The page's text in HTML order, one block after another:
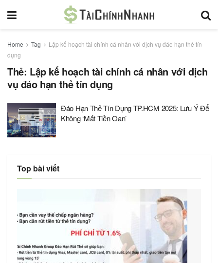
Home Tag
Lập kế hoạch tài chính cá nhân với dịch vụ đáo hạn thẻ tín
dụng
Thẻ: Lập kế hoạch tài chính cá nhân với dịch
vụ đáo hạn thẻ tín dụng
Đáo Hạn Thẻ Tín Dụng TP.HCM 2025: Lưu Ý Để
Không ‘Mất Tiền Oan’
Top bài viết